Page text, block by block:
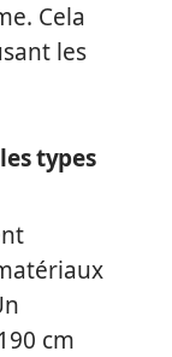
Cela
les
types
cm